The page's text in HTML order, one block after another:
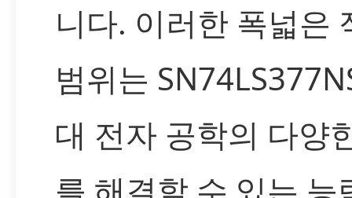
니다. 이러한 폭넓은
범위는
대 전자 공학의 다양